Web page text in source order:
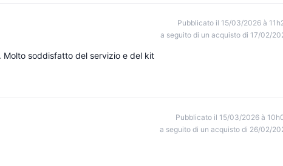
Pubblicato il 15/03/2026 à
a seguito di un acquisto di 17/02/
Molto soddisfatto del servizio e del kit
Pubblicato il 15/03/2026 à
a seguito di un acquisto di 26/02/